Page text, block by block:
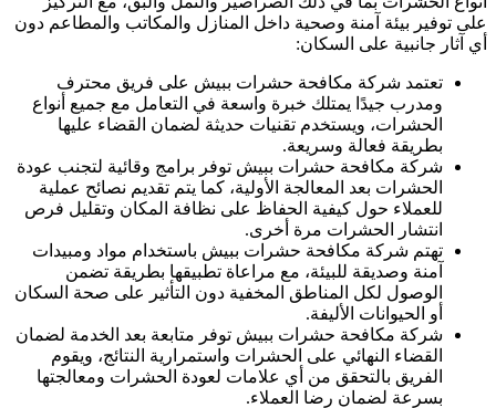
على توفير بيئة آمنة وصحية داخل المنازل والمكاتب والمطاعم دون
أي آثار جانبية على السكان:
تعتمد شركة مكافحة حشرات ببيش على فريق محترف
ومدرب جيدًا يمتلك خبرة واسعة في التعامل مع جميع أنواع
الحشرات، ويستخدم تقنيات حديثة لضمان القضاء عليها
بطريقة فعالة وسريعة.
شركة مكافحة حشرات ببيش توفر برامج وقائية لتجنب عودة
الحشرات بعد المعالجة الأولية، كما يتم تقديم نصائح عملية
للعملاء حول كيفية الحفاظ على نظافة المكان وتقليل فرص
انتشار الحشرات مرة أخرى.
تهتم شركة مكافحة حشرات ببيش باستخدام مواد ومبيدات
آمنة وصديقة للبيئة، مع مراعاة تطبيقها بطريقة تضمن
الوصول لكل المناطق المخفية دون التأثير على صحة السكان
أو الحيوانات الأليفة.
شركة مكافحة حشرات ببيش توفر متابعة بعد الخدمة لضمان
القضاء النهائي على الحشرات واستمرارية النتائج، ويقوم
الفريق بالتحقق من أي علامات لعودة الحشرات ومعالجتها
بسرعة لضمان رضا العملاء.